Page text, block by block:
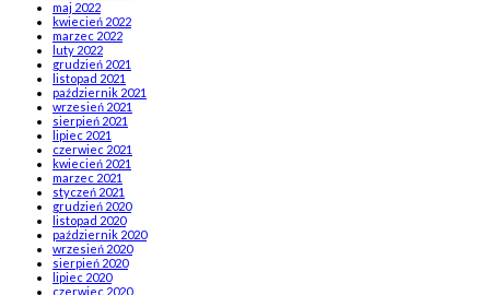
maj 2022
kwiecień 2022
marzec 2022
luty 2022
grudzień 2021
listopad 2021
październik 2021
wrzesień 2021
sierpień 2021
lipiec 2021
czerwiec 2021
kwiecień 2021
marzec 2021
styczeń 2021
grudzień 2020
listopad 2020
październik 2020
wrzesień 2020
sierpień 2020
lipiec 2020
czerwiec 2020